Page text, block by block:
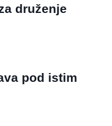
druženje
pod istim